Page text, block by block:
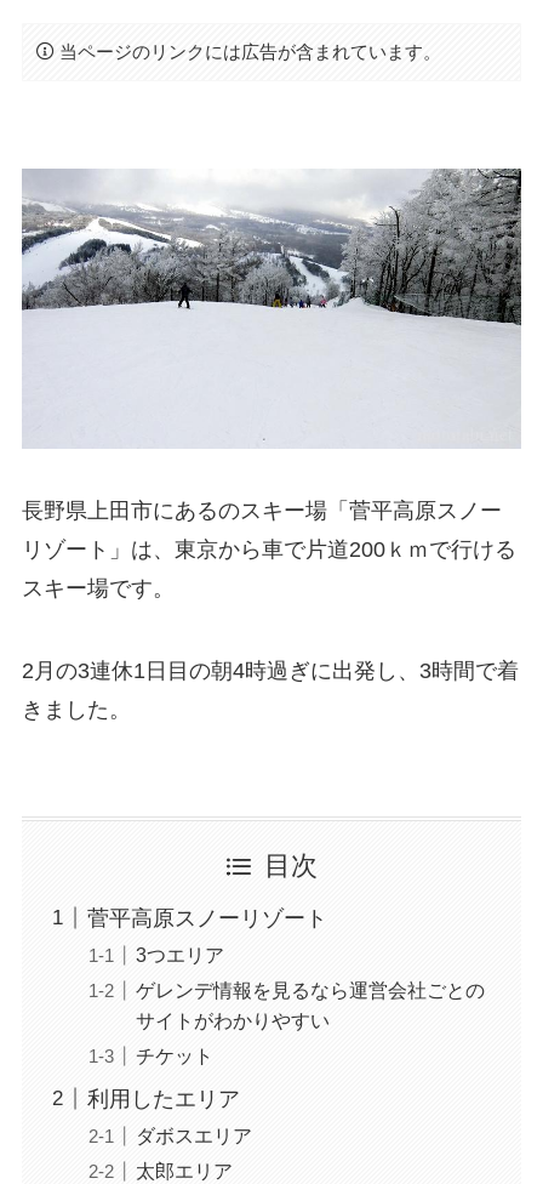
当ページのリンクには広告が含まれています。
長野県上田市にあるのスキー場「菅平高原スノー
リゾート」は、東京から車で片道200ｋｍで行ける
スキー場です。
2月の3連休1日目の朝4時過ぎに出発し、3時間で着
きました。
目次
菅平高原スノーリゾート
3つエリア
ゲレンデ情報を見るなら運営会社ごとの
サイトがわかりやすい
チケット
利用したエリア
ダボスエリア
太郎エリア